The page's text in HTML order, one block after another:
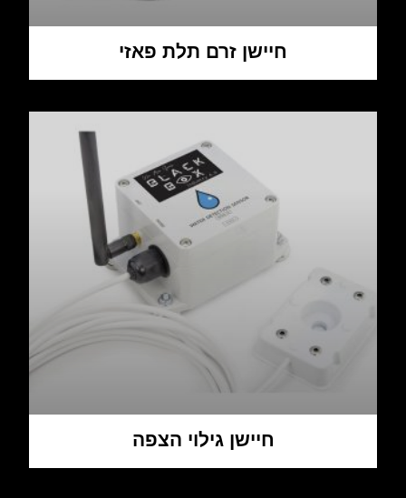
חיישן זרם תלת פאזי
חיישן גילוי הצפה